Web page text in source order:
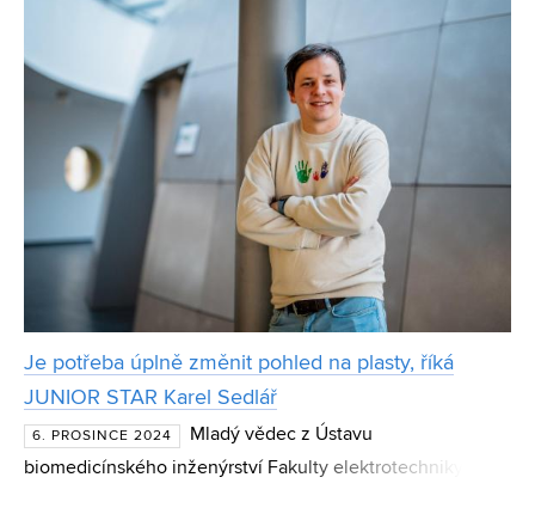
Je potřeba úplně změnit pohled na plasty, říká
JUNIOR STAR Karel Sedlář
6. PROSINCE 2024
Mladý vědec z Ústavu
biomedicínského inženýrství Fakulty elektrotechniky a